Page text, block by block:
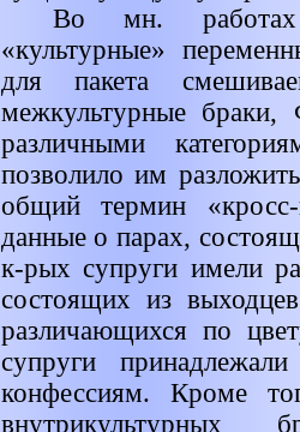
Во мн. работах
«культурные»
для пакета
межкультурные
различными
позволило им
общий термин
данные о парах,
к-рых супруги имели
состоящих из
различающихся по
супруги
конфессиям. Кроме